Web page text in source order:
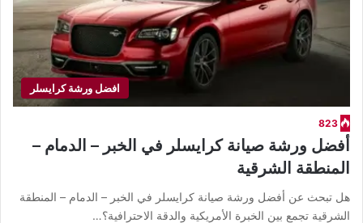
افضل ورشة كرايسلر
823
أفضل ورشة صيانة كرايسلر في الخبر – الدمام –
المنطقة الشرقية
هل تبحث عن أفضل ورشة صيانة كرايسلر في الخبر – الدمام – المنطقة
الشرقية تجمع بين الخبرة الأمريكية والدقة الاحترافية؟…